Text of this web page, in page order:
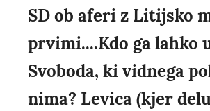
SD ob aferi z Litijsko
prvimi....Kdo ga lahko
Svoboda, ki vidnega
nima? Levica (kjer